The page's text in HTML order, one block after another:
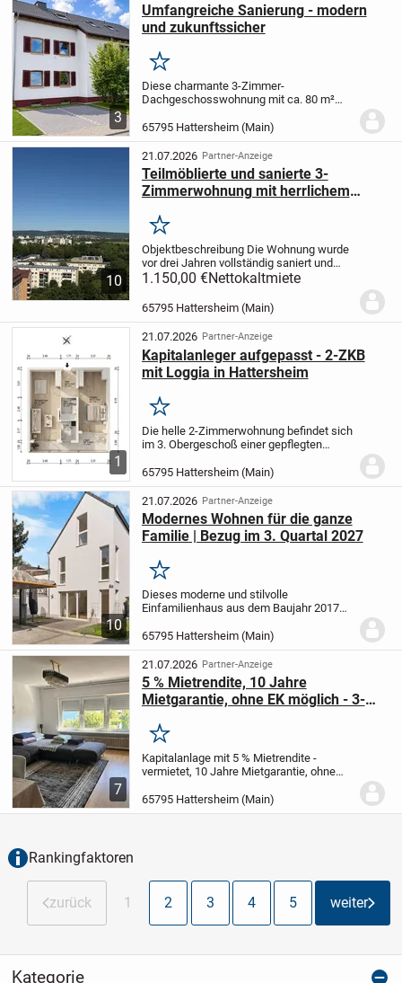
3
Umfangreiche Sanierung - modern
und zukunftssicher
Merken
Diese charmante 3-Zimmer-
Dachgeschosswohnung mit ca. 80 m²
Immobilie - sie ist die seltene
Gelegenheit, ein neues Zuhause nach
eigenen Vorstellungen mitzugestalte...
65795 Hattersheim (Main)
10
21.07.2026 Partner-Anzeige
Teilmöblierte und sanierte 3-
Zimmerwohnung mit herrlichem
Merken
Objektbeschreibung Die Wohnung wurde
vor drei Jahren vollständig saniert und
präsentiert sich in einem modernen und
einen bequemen Zugang zur Wohnung,...
1.150,00 €Nettokaltmiete
65795 Hattersheim (Main)
1
21.07.2026 Partner-Anzeige
Kapitalanleger aufgepasst - 2-ZKB
mit Loggia in Hattersheim
Merken
Die helle 2-Zimmerwohnung befindet sich
im 3. Obergeschoß einer gepflegten
geräumigen Wohnbereich mit Zugang
zum überdachten Balkon, ein gut
dimensioniertes Schlafzimm...
65795 Hattersheim (Main)
10
21.07.2026 Partner-Anzeige
Modernes Wohnen für die ganze
Familie | Bezug im 3. Quartal 2027
Merken
Dieses moderne und stilvolle
Einfamilienhaus aus dem Baujahr 2017
Kombination aus hochwertiger
Ausstattung, zeitgemäßem Wohnkomfort
und einer familienfreundlichen...
65795 Hattersheim (Main)
7
21.07.2026 Partner-Anzeige
5 % Mietrendite, 10 Jahre
Mietgarantie, ohne EK möglich - 3-
Hattersheim
Merken
Kapitalanlage mit 5 % Mietrendite -
vermietet, 10 Jahre Mietgarantie, ohne
einen Blick:- Kauf ohne Eigenkapital
möglich- 10 Jahre Mietgarantie: 1.130 €...
65795 Hattersheim (Main)
Rankingfaktoren
zurück 1 2 3 4 5 weiter
Kategorie